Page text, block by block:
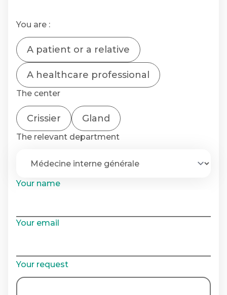
You are :
A patient or a relative
A healthcare professional
The center
Crissier Gland
The relevant department
Your name
Your email
Your request